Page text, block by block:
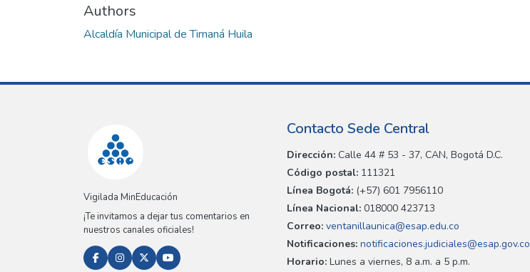
Authors
Alcaldía Municipal de Timaná Huila
Vigilada MinEducación
¡Te invitamos a dejar tus comentarios en
nuestros canales oficiales!
Contacto Sede Central
Dirección: Calle 44 # 53 - 37, CAN, Bogotá D.C.
Código postal: 111321
Línea Bogotá: (+57) 601 7956110
Línea Nacional: 018000 423713
Correo: ventanillaunica@esap.edu.co
Notificaciones: notificaciones.judiciales@esap.gov.co
Horario: Lunes a viernes, 8 a.m. a 5 p.m.